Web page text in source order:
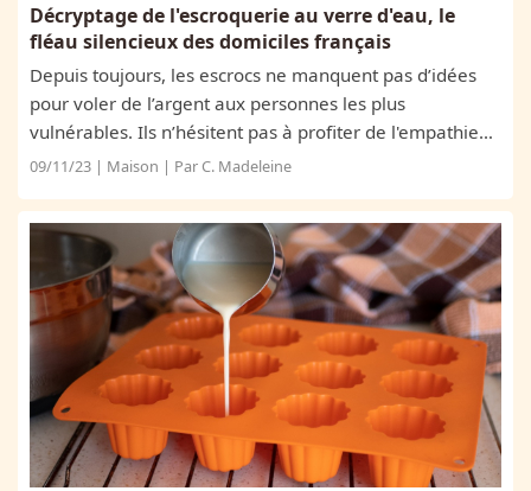
Décryptage de l'escroquerie au verre d'eau, le
fléau silencieux des domiciles français
Depuis toujours, les escrocs ne manquent pas d’idées
pour voler de l’argent aux personnes les plus
vulnérables. Ils n’hésitent pas à profiter de l'empathie
de celles-ci pour arriver à leur fin. L'arnaque au verre
09/11/23 | Maison | Par C. Madeleine